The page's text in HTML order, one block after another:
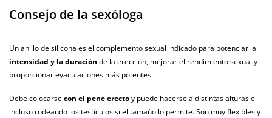
Caja ancho 7.5 cm
Diámetro 3.8 cm
agua
100% sumergible
Consejo de la sexóloga
Un anillo de silicona es el complemento sexual indicado para potenciar la
intensidad y la duración de la erección, mejorar el rendimiento sexual y
proporcionar eyaculaciones más potentes.
Debe colocarsecon el pene erectoy puede hacerse a distintas alturas e
incluso rodeando los testículos si el tamaño lo permite. Son muy flexibles y